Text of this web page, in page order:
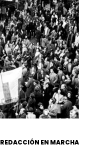
REDACCIÓN EN MARCHA